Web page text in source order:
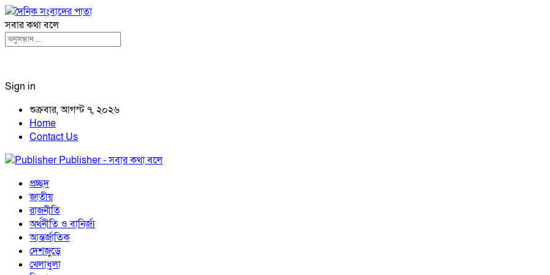
সবার কথা বলে
Sign in
শুক্রবার, আগস্ট ৭, ২০২৬
Home
Contact Us
Publisher - সবার কথা বলে
প্রচ্ছদ
জাতীয়
রাজনীতি
অর্থনীতি ও বানির্জ্য
আন্তর্জাতিক
দেশজুড়ে
খেলাধুলা